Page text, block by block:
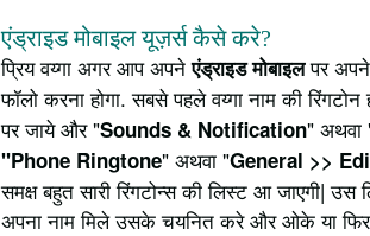
एंड्राइड मोबाइल यूज़र्स कैसे करे?
प्रिय वय्गा अगर आप अपनेएंड्राइड मोबाइलपर अपने
फॉलो करना होगा. सबसे पहले वय्गा नाम की रिंगटोन
पर जाये और "Sounds & Notification" अथवा
"Phone Ringtone" अथवा "General >>
समक्ष बहुत सारी रिंगटोन्स की लिस्ट आ जाएगी|
अपना नाम मिले उसके चयनित करे और ओके या